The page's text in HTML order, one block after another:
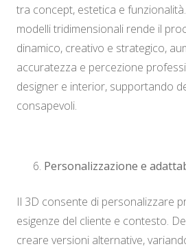
tra concept, estetica e
modelli tridimensionali rende il
dinamico, creativo e strategico,
accuratezza e percezione
designer e interior, supportando
consapevoli.
Personalizzazione e
Il 3D consente di personalizzare
esigenze del cliente e contesto.
creare versioni alternative,